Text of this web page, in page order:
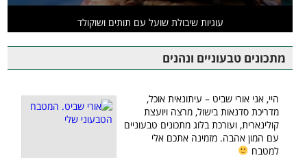
עוגיות שיבולת שועל עם תותים ושוקולד
מתכונים טבעוניים ונהנים
היי, אני אורי שביט – עיתונאית אוכל,
מדריכת סדנאות בישול, מרצה ויועצת
קולינארית, ועורכת בלוג מתכונים טבעוניים
עם המון אהבה. מזמינה אתכם אלי
למטבח